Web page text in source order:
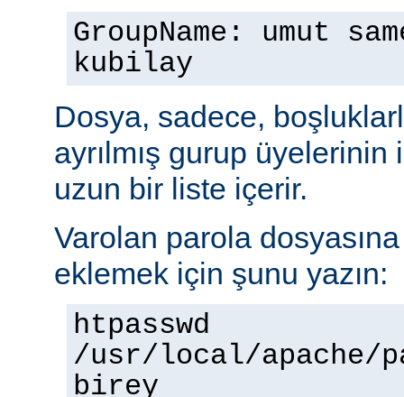
GroupName: umut
kubilay
Dosya, sadece,
ayrılmış gurup
uzun bir liste içerir.
Varolan parola dosyasına
eklemek için şunu yazın:
htpasswd
/usr/local/apache/
birey